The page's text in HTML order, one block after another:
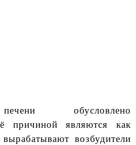
обусловлено
причиной являются как
возбудители